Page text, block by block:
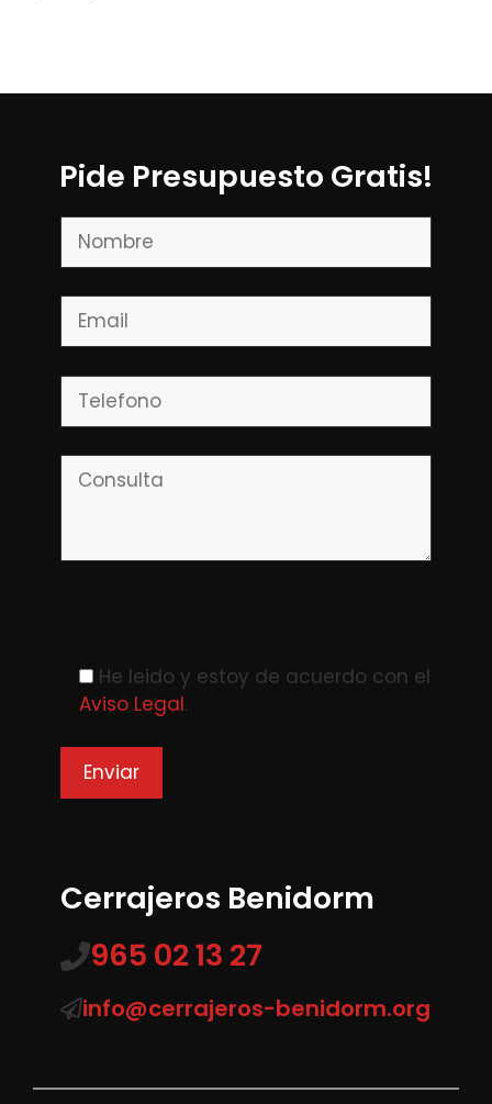
Pide Presupuesto Gratis!
He leido y estoy de acuerdo con el
Aviso Legal.
Cerrajeros Benidorm
965 02 13 27
info@cerrajeros-benidorm.org